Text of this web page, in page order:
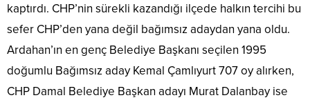
kaptırdı. CHP’nin sürekli kazandığı ilçede halkın tercihi bu
sefer CHP’den yana değil bağımsız adaydan yana oldu.
Ardahan’ın en genç Belediye Başkanı seçilen 1995
doğumlu Bağımsız aday Kemal Çamlıyurt 707 oy alırken,
CHP Damal Belediye Başkan adayı Murat Dalanbay ise